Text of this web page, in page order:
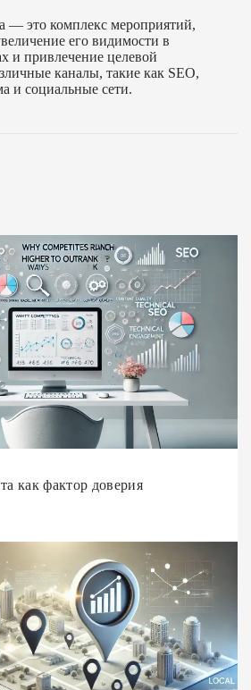
— это комплекс мероприятий,
его видимости в
и привлечение целевой
каналы, такие как SEO,
и социальные сети.
как фактор доверия